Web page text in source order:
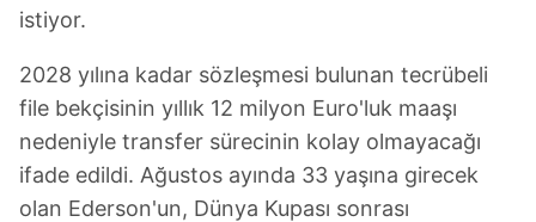
istiyor.
2028 yılına kadar sözleşmesi bulunan tecrübeli
file bekçisinin yıllık 12 milyon Euro'luk maaşı
nedeniyle transfer sürecinin kolay olmayacağı
ifade edildi. Ağustos ayında 33 yaşına girecek
olan Ederson'un, Dünya Kupası sonrası